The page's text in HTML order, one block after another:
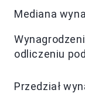
Mediana
odliczeniu
Przedział